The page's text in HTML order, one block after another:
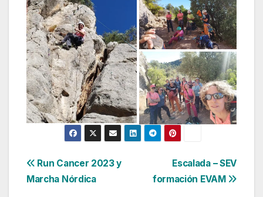
Navegación
Escalada – SEV
formación EVAM
Run Cancer 2023 y
Marcha Nórdica